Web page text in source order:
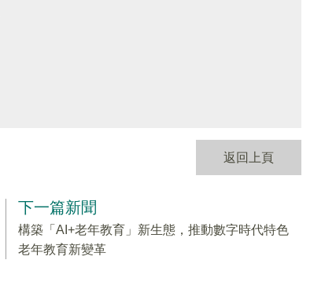
返回上頁
下一篇新聞
構築「AI+老年教育」新生態，推動數字時代特色
老年教育新變革